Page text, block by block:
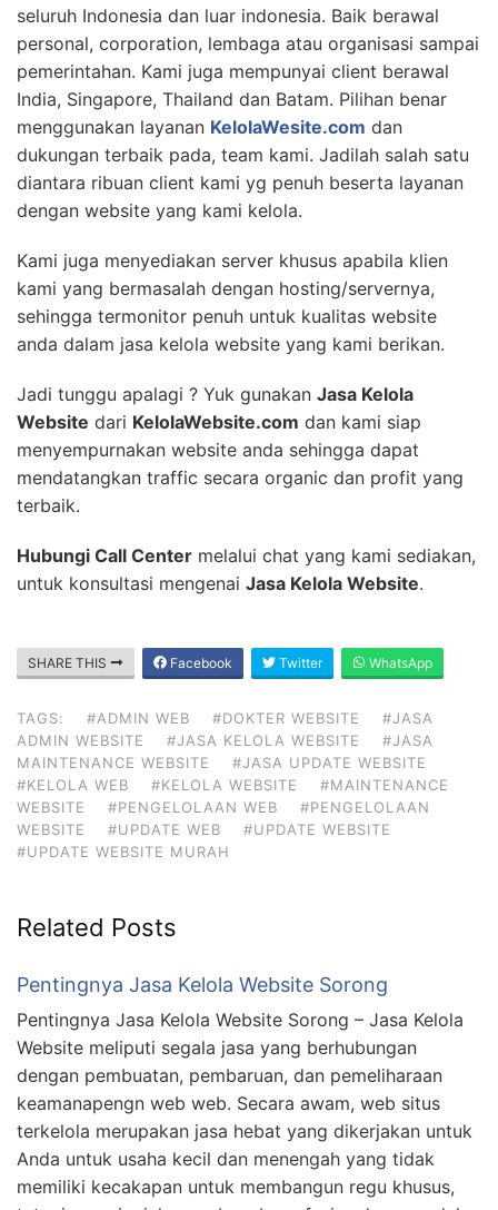
seluruh Indonesia dan luar indonesia. Baik berawal
personal, corporation, lembaga atau organisasi sampai
pemerintahan. Kami juga mempunyai client berawal
India, Singapore, Thailand dan Batam. Pilihan benar
menggunakan layanan KelolaWesite.com dan
dukungan terbaik pada, team kami. Jadilah salah satu
diantara ribuan client kami yg penuh beserta layanan
dengan website yang kami kelola.
Kami juga menyediakan server khusus apabila klien
kami yang bermasalah dengan hosting/servernya,
sehingga termonitor penuh untuk kualitas website
anda dalam jasa kelola website yang kami berikan.
Jadi tunggu apalagi ? Yuk gunakan Jasa Kelola
Website dari KelolaWebsite.com dan kami siap
menyempurnakan website anda sehingga dapat
mendatangkan traffic secara organic dan profit yang
terbaik.
Hubungi Call Center melalui chat yang kami sediakan,
untuk konsultasi mengenai Jasa Kelola Website.
SHARE THIS Facebook Twitter WhatsApp
TAGS: #ADMIN WEB #DOKTER WEBSITE
#JASA
ADMIN WEBSITE
#JASA KELOLA WEBSITE
#JASA
MAINTENANCE WEBSITE
#JASA UPDATE WEBSITE
#KELOLA WEB
#KELOLA WEBSITE
#MAINTENANCE
WEBSITE
#PENGELOLAAN WEB
#PENGELOLAAN
WEBSITE
#UPDATE WEB
#UPDATE WEBSITE
#UPDATE WEBSITE MURAH
Related Posts
Pentingnya Jasa Kelola Website Sorong
Pentingnya Jasa Kelola Website Sorong – Jasa Kelola
Website meliputi segala jasa yang berhubungan
dengan pembuatan, pembaruan, dan pemeliharaan
keamanapengn web web. Secara awam, web situs
terkelola merupakan jasa hebat yang dikerjakan untuk
Anda untuk usaha kecil dan menengah yang tidak
memiliki kecakapan untuk membangun regu khusus,